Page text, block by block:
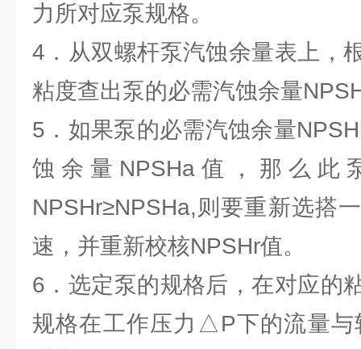
力所对应泵规格。
4．从双螺杆泵汽蚀余量表上，
粘度查出泵的必需汽蚀余量
5．如果泵的必需汽蚀余量
蚀余量NPSHa值，那么此
NPSHr≥NPSHa,则要重新选搭
速，并重新校核NPSHr值。
6．选定泵的规格后，在对应的
规格在工作压力△P下的流量与